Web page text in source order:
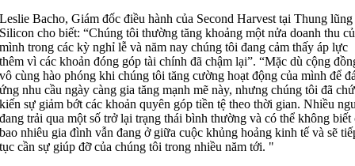
Leslie Bacho, Giám đốc điều hành của Second Harvest tại Thung lũng
Silicon cho biết: “Chúng tôi thường tăng khoảng một nửa doanh thu
mình trong các kỳ nghỉ lễ và năm nay chúng tôi đang cảm thấy áp lực
thêm vì các khoản đóng góp tài chính đã chậm lại”. “Mặc dù cộng
vô cùng hào phóng khi chúng tôi tăng cường hoạt động của mình để
ứng nhu cầu ngày càng gia tăng mạnh mẽ này, nhưng chúng tôi đã
kiến sự giảm bớt các khoản quyên góp tiền tệ theo thời gian. Nhiều
đang trải qua một số trở lại trạng thái bình thường và có thể không biết
bao nhiêu gia đình vẫn đang ở giữa cuộc khủng hoảng kinh tế và sẽ
tục cần sự giúp đỡ của chúng tôi trong nhiều năm tới. "